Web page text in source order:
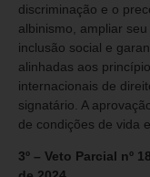
discriminação e o
albinismo, ampliar
inclusão social e
alinhadas aos
internacionais de
signatário. A
de condições de vida
3º – Veto Parcial nº